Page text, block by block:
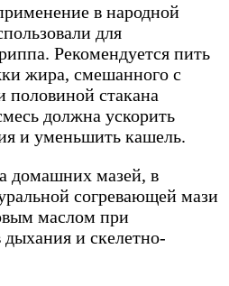
в народной
для
Рекомендуется пить
жира, смешанного с
половиной стакана
должна ускорить
и уменьшить кашель.
домашних мазей, в
согревающей мази
маслом при
дыхания и скелетно-